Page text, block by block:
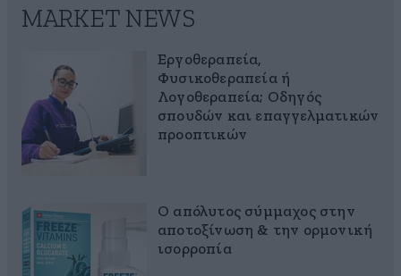
MARKET NEWS
Εργοθεραπεία,
Φυσικοθεραπεία ή
Λογοθεραπεία; Οδηγός
σπουδών και επαγγελματικών
προοπτικών
Ο απόλυτος σύμμαχος στην
αποτοξίνωση & την ορμονική
ισορροπία